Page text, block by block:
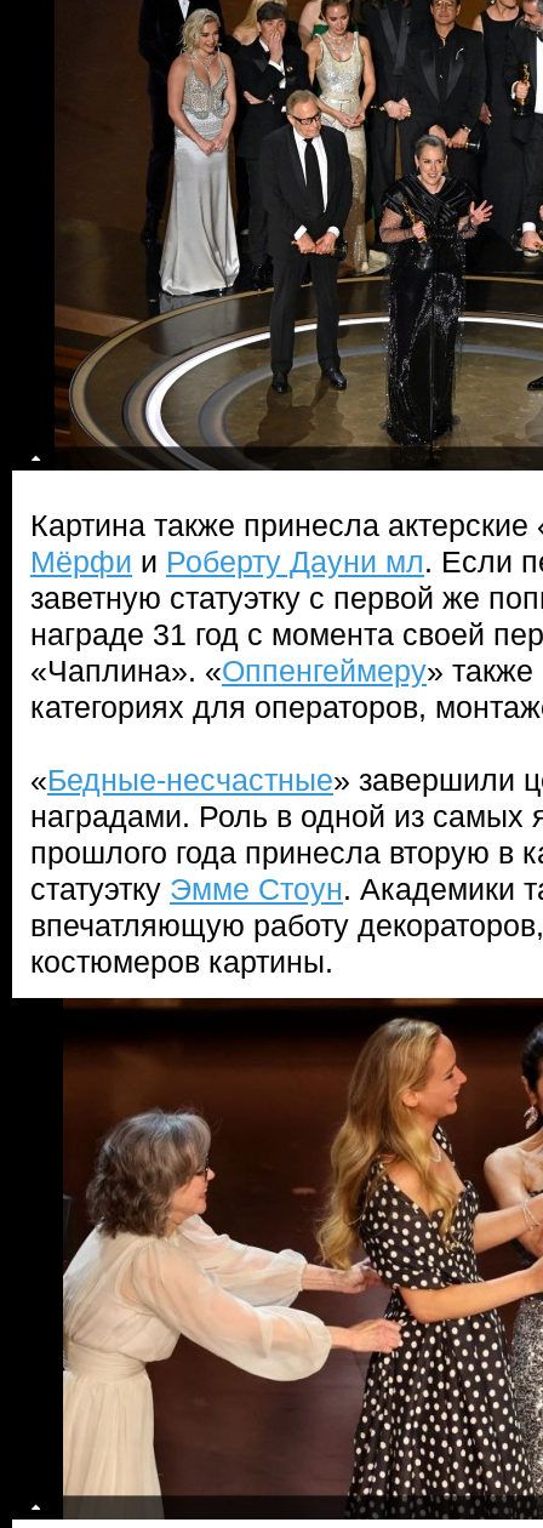
Картина также принесла
Мёрфи и Роберту Дауни мл. Если
заветную статуэтку с первой же
награде 31 год с момента своей
«Чаплина». «Оппенгеймеру»
категориях для операторов,
«Бедные-несчастные» завершили
наградами. Роль в одной из самых
прошлого года принесла вторую в
статуэтку Эмме Стоун. Академики
впечатляющую работу
костюмеров картины.